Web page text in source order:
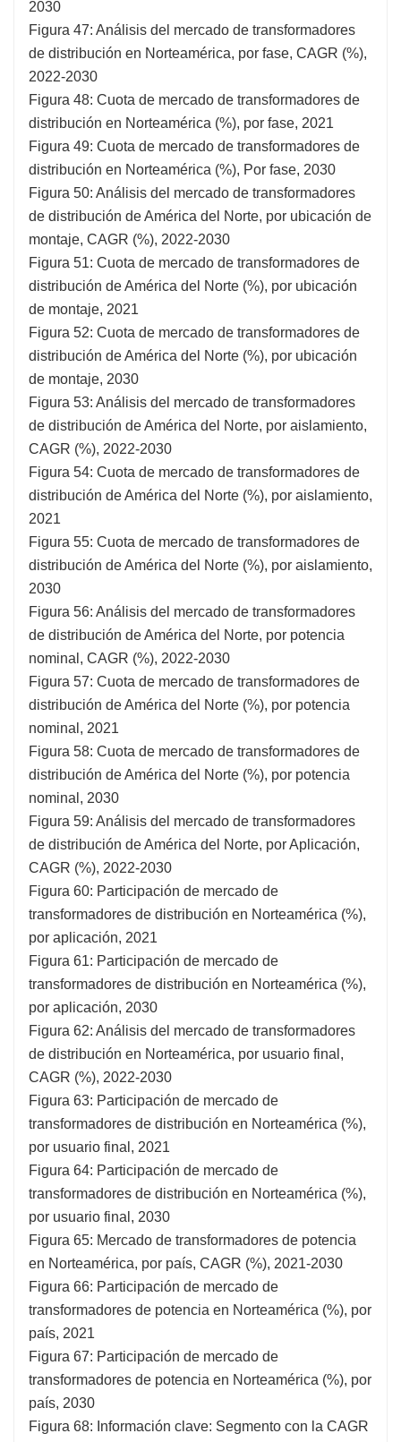
2030
Figura 47: Análisis del mercado de transformadores
de distribución en Norteamérica, por fase, CAGR (%),
2022-2030
Figura 48: Cuota de mercado de transformadores de
distribución en Norteamérica (%), por fase, 2021
Figura 49: Cuota de mercado de transformadores de
distribución en Norteamérica (%), Por fase, 2030
Figura 50: Análisis del mercado de transformadores
de distribución de América del Norte, por ubicación de
montaje, CAGR (%), 2022-2030
Figura 51: Cuota de mercado de transformadores de
distribución de América del Norte (%), por ubicación
de montaje, 2021
Figura 52: Cuota de mercado de transformadores de
distribución de América del Norte (%), por ubicación
de montaje, 2030
Figura 53: Análisis del mercado de transformadores
de distribución de América del Norte, por aislamiento,
CAGR (%), 2022-2030
Figura 54: Cuota de mercado de transformadores de
distribución de América del Norte (%), por aislamiento,
2021
Figura 55: Cuota de mercado de transformadores de
distribución de América del Norte (%), por aislamiento,
2030
Figura 56: Análisis del mercado de transformadores
de distribución de América del Norte, por potencia
nominal, CAGR (%), 2022-2030
Figura 57: Cuota de mercado de transformadores de
distribución de América del Norte (%), por potencia
nominal, 2021
Figura 58: Cuota de mercado de transformadores de
distribución de América del Norte (%), por potencia
nominal, 2030
Figura 59: Análisis del mercado de transformadores
de distribución de América del Norte, por Aplicación,
CAGR (%), 2022-2030
Figura 60: Participación de mercado de
transformadores de distribución en Norteamérica (%),
por aplicación, 2021
Figura 61: Participación de mercado de
transformadores de distribución en Norteamérica (%),
por aplicación, 2030
Figura 62: Análisis del mercado de transformadores
de distribución en Norteamérica, por usuario final,
CAGR (%), 2022-2030
Figura 63: Participación de mercado de
transformadores de distribución en Norteamérica (%),
por usuario final, 2021
Figura 64: Participación de mercado de
transformadores de distribución en Norteamérica (%),
por usuario final, 2030
Figura 65: Mercado de transformadores de potencia
en Norteamérica, por país, CAGR (%), 2021-2030
Figura 66: Participación de mercado de
transformadores de potencia en Norteamérica (%), por
país, 2021
Figura 67: Participación de mercado de
transformadores de potencia en Norteamérica (%), por
país, 2030
Figura 68: Información clave: Segmento con la CAGR